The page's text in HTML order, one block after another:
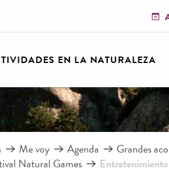
EN LA NATURALEZA
Me voy Agenda
Grandes
Natural Games
Entretenimiento